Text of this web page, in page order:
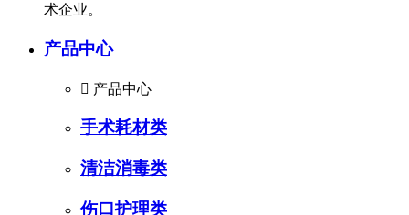
术企业。
产品中心
 产品中心
手术耗材类
清洁消毒类
伤口护理类